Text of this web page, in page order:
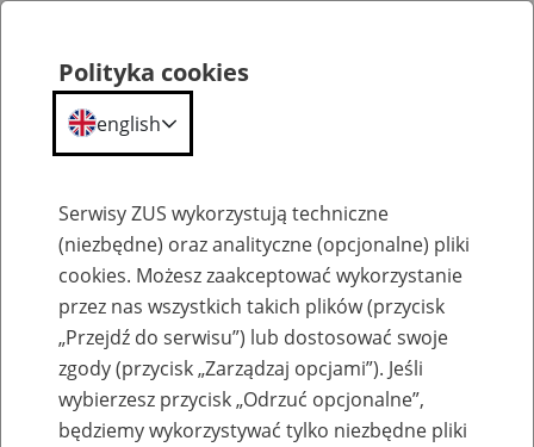
Komunikaty
Polityka cookies
english
Serwisy ZUS wykorzystują techniczne
(niezbędne) oraz analityczne (opcjonalne) pliki
cookies. Możesz zaakceptować wykorzystanie
przez nas wszystkich takich plików (przycisk
„Przejdź do serwisu”) lub dostosować swoje
zgody (przycisk „Zarządzaj opcjami”). Jeśli
wybierzesz przycisk „Odrzuć opcjonalne”,
będziemy wykorzystywać tylko niezbędne pliki